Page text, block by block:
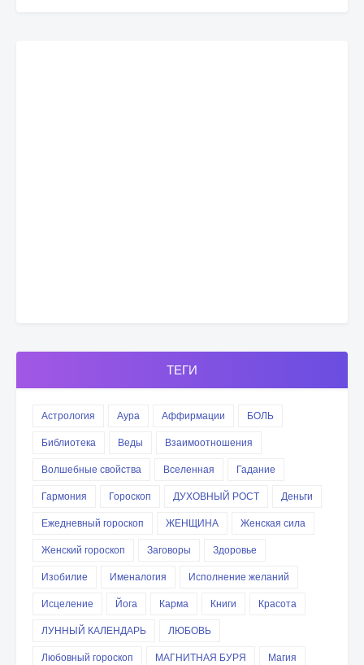
ТЕГИ
Астрология Аура Аффирмации
БОЛЬ
Библиотека
Веды
Взаимоотношения
Волшебные свойства
Вселенная
Гадание
Гармония
Гороскоп ДУХОВНЫЙ РОСТ
Деньги
Ежедневный гороскоп
ЖЕНЩИНА
Женская сила
Женский гороскоп
Заговоры
Здоровье
Изобилие
Именалогия
Исполнение желаний
Исцеление
Йога Карма Книги
Красота
ЛУННЫЙ КАЛЕНДАРЬ
ЛЮБОВЬ
Любовный гороскоп
МАГНИТНАЯ БУРЯ
Магия